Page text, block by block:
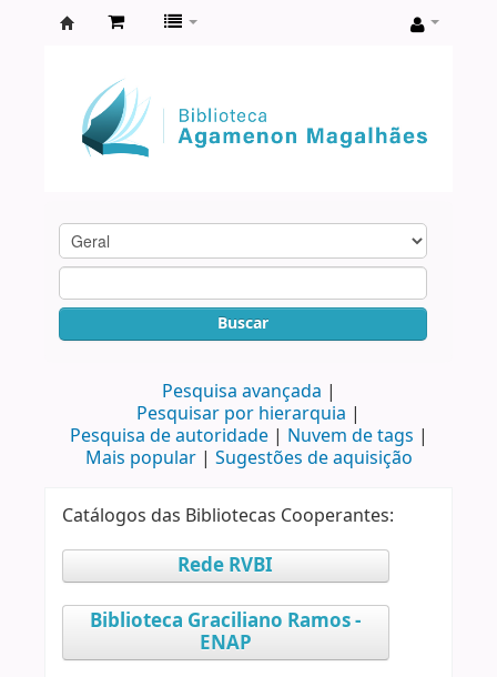
Agamenon
Magalhães
Buscar
Pesquisa avançada
Pesquisar por hierarquia
Pesquisa de autoridade
Nuvem de tags
Mais popular
Sugestões de aquisição
Catálogos das Bibliotecas Cooperantes:
Rede RVBI
Biblioteca Graciliano Ramos -
ENAP